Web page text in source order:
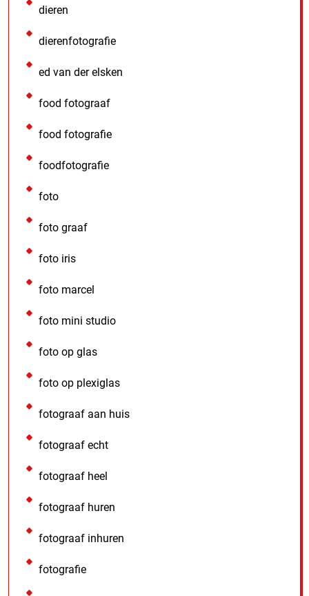
dieren
dierenfotografie
ed van der elsken
food fotograaf
food fotografie
foodfotografie
foto
foto graaf
foto iris
foto marcel
foto mini studio
foto op glas
foto op plexiglas
fotograaf aan huis
fotograaf echt
fotograaf heel
fotograaf huren
fotograaf inhuren
fotografie